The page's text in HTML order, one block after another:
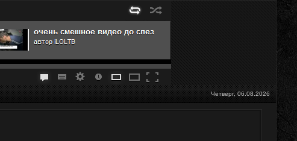
Четверг, 06.08.2026